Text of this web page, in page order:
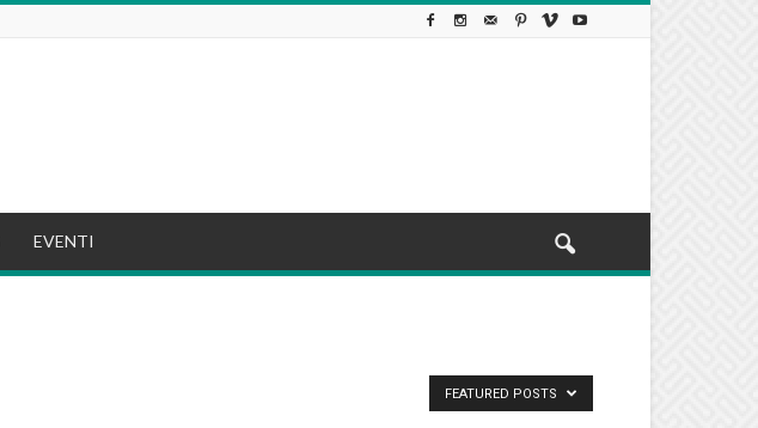
EVENTI
FEATURED POSTS